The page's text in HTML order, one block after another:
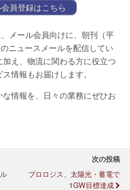
員登録はこちら
メール会員向けに、朝刊（平
ニュースメールを配信してい
え、物流に関わる方に役立つ
情報もお届けします。
情報を、日々の業務にぜひお
次の投稿
プロロジス、太陽光・蓄電で
1GW目標達成